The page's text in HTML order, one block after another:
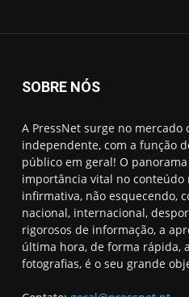
SOBRE NÓS
A PressNet surge no mercado
independente, com a função
público em geral! O
importância vital no
infirmativa, não esquecendo,
nacional, internacional,
rigorosos de informação, a
última hora, de forma rápida,
fotografias, é o seu grande